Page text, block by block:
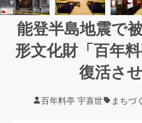
能登半島地震で
形文化財「百年
復活さ
百年料亭 宇喜世 まちづ